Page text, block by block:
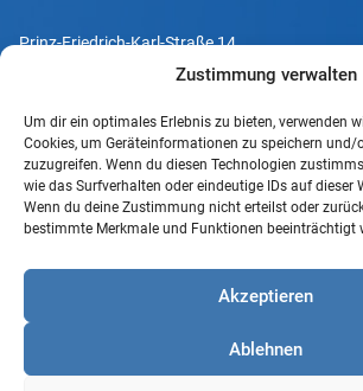
Zustimmung verwalten
Um dir ein optimales Erlebnis zu bieten, verwenden
Cookies, um Geräteinformationen zu speichern und/
zuzugreifen. Wenn du diesen Technologien
wie das Surfverhalten oder eindeutige IDs auf dieser
Wenn du deine Zustimmung nicht erteilst oder
bestimmte Merkmale und Funktionen beeinträchtigt
Akzeptieren
Ablehnen
Prinz-Friedrich-Karl-Straße 14
Tel. +49 231 952052-10
Fax +49 231 952052-60
e-Mail info@uv-do.de
Internet www.uv-do.de
Impressum